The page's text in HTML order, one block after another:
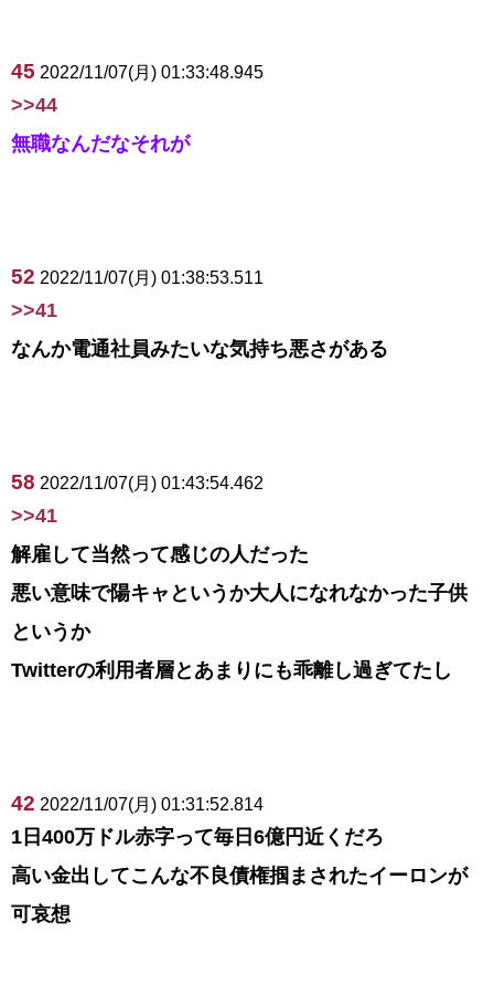
45 2022/11/07(月) 01:33:48.945
>>44
無職なんだなそれが
52 2022/11/07(月) 01:38:53.511
>>41
なんか電通社員みたいな気持ち悪さがある
58 2022/11/07(月) 01:43:54.462
>>41
解雇して当然って感じの人だった
悪い意味で陽キャというか大人になれなかった子供
というか
Twitterの利用者層とあまりにも乖離し過ぎてたし
42 2022/11/07(月) 01:31:52.814
1日400万ドル赤字って毎日6億円近くだろ
高い金出してこんな不良債権掴まされたイーロンが
可哀想